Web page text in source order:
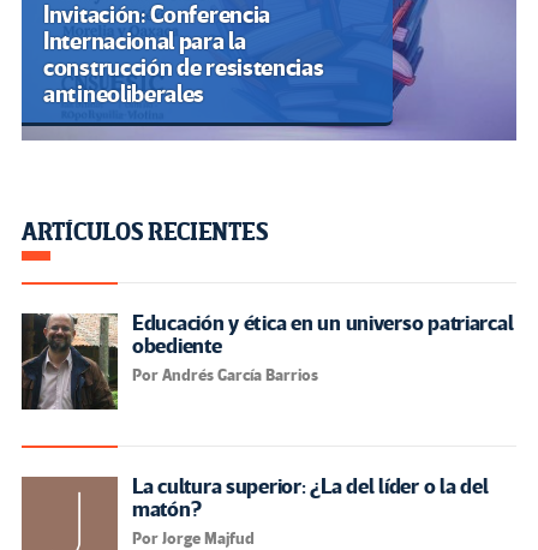
Invitación: Conferencia
Internacional para la
construcción de resistencias
antineoliberales
ARTÍCULOS RECIENTES
Educación y ética en un universo patriarcal
obediente
Por Andrés García Barrios
La cultura superior: ¿La del líder o la del
matón?
Por Jorge Majfud